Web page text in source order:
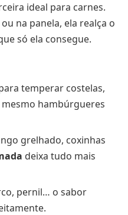
ideal para carnes.
na panela, ela realça o
só ela consegue.
temperar costelas,
hambúrgueres
grelhado, coxinhas
deixa tudo mais
pernil… o sabor